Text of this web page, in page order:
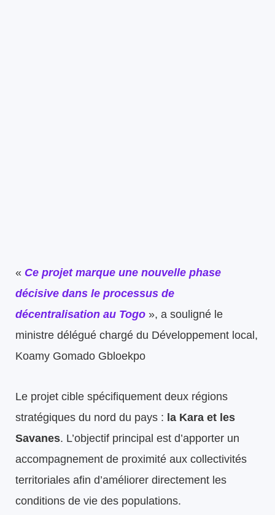
« Ce projet marque une nouvelle phase
décisive dans le processus de
décentralisation au Togo », a souligné le
ministre délégué chargé du Développement local,
Koamy Gomado Gbloekpo
Le projet cible spécifiquement deux régions
stratégiques du nord du pays : la Kara et les
Savanes. L’objectif principal est d’apporter un
accompagnement de proximité aux collectivités
territoriales afin d’améliorer directement les
conditions de vie des populations.